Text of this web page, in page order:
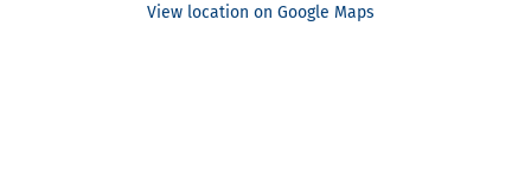
View location on Google Maps